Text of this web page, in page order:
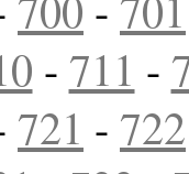
- 711 -
721 - 722